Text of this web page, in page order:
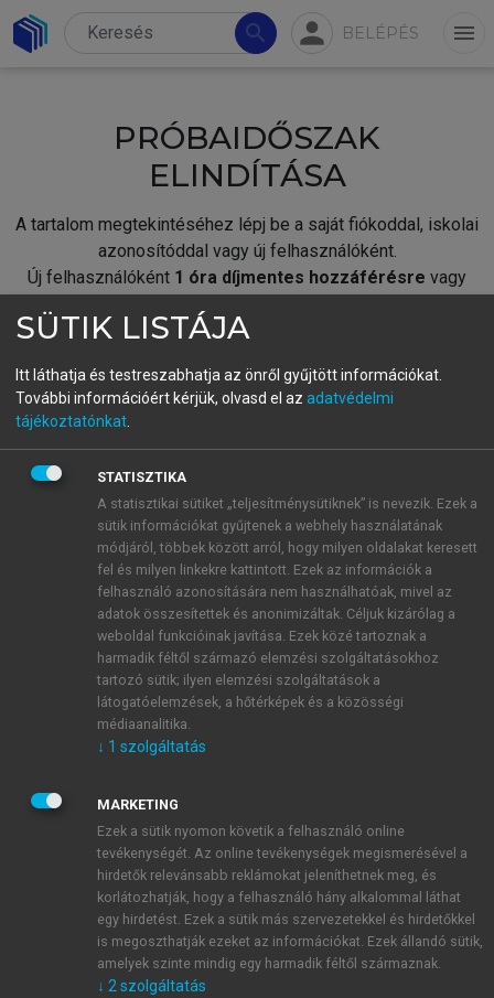
search person BELÉPÉS menu
PRÓBAIDŐSZAK
ELINDÍTÁSA
A tartalom megtekintéséhez lépj be a saját fiókoddal, iskolai
azonosítóddal vagy új felhasználóként.
Új felhasználóként 1 óra díjmentes hozzáférésre vagy
fiókoddal,vagy hozz létre új fiókot.
A regisztráció után apróbaidőszakautomatikusan
BELÉPÉS SAJÁT FIÓKKAL
ÚJ FIÓK LÉTREHOZÁSA
1 óra díjmentes hozzáférés
E-MAIL-CÍM
JELSZÓ
JELSZÓ ÚJRA
Kérek értesítést a MeRSZ újdonságairól, akcióiról.
Kérek értesítést az Akadémiai Kiadó Zrt. újdonságairól,
SÜTIK LISTÁJA
Itt láthatja és testreszabhatja az önről gyűjtött információkat.
További információért kérjük, olvasd el az adatvédelmi
tájékoztatónkat
STATISZTIKA
A statisztikai sütiket „teljesítménysütiknek” is nevezik. Ezek a
sütik információkat gyűjtenek a webhely használatának
módjáról, többek között arról, hogy milyen oldalakat keresett
fel és milyen linkekre kattintott. Ezek az információk a
felhasználó azonosítására nem használhatóak, mivel az
adatok összesítettek és anonimizáltak. Céljuk kizárólag a
weboldal funkcióinak javítása. Ezek közé tartoznak a
harmadik féltől származó elemzési szolgáltatásokhoz
tartozó sütik; ilyen elemzési szolgáltatások a
látogatóelemzések, a hőtérképek és a közösségi
médiaanalitika.
↓ 1 szolgáltatás
MARKETING
Ezek a sütik nyomon követik a felhasználó online
tevékenységét. Az online tevékenységek megismerésével a
hirdetők relevánsabb reklámokat jeleníthetnek meg, és
korlátozhatják, hogy a felhasználó hány alkalommal láthat
egy hirdetést. Ezek a sütik más szervezetekkel és hirdetőkkel
is megoszthatják ezeket az információkat. Ezek állandó sütik,
amelyek szinte mindig egy harmadik féltől származnak.
↓ 2 szolgáltatás